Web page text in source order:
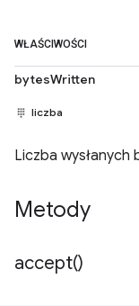
WŁAŚCIWOŚCI
bytesWritten
liczba
Liczba wysłanych
Metody
accept()